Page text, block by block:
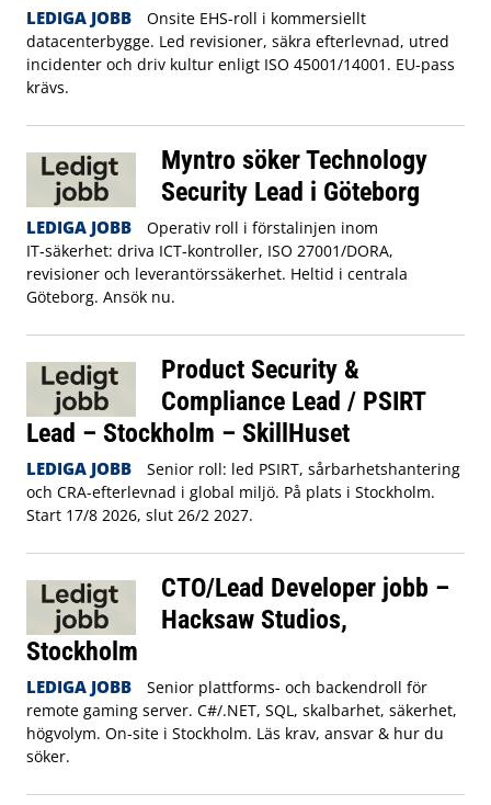
LEDIGA JOBB
Onsite EHS-roll i kommersiellt
datacenterbygge. Led revisioner, säkra efterlevnad, utred
incidenter och driv kultur enligt ISO 45001/14001. EU-pass
krävs.
Myntro söker Technology
Security Lead i Göteborg
LEDIGA JOBB
Operativ roll i förstalinjen inom
IT‑säkerhet: driva ICT‑kontroller, ISO 27001/DORA,
revisioner och leverantörssäkerhet. Heltid i centrala
Göteborg. Ansök nu.
Product Security &
Compliance Lead / PSIRT
Lead – Stockholm – SkillHuset
LEDIGA JOBB
Senior roll: led PSIRT, sårbarhetshantering
och CRA-efterlevnad i global miljö. På plats i Stockholm.
Start 17/8 2026, slut 26/2 2027.
CTO/Lead Developer jobb –
Hacksaw Studios,
Stockholm
LEDIGA JOBB
Senior plattforms- och backendroll för
remote gaming server. C#/.NET, SQL, skalbarhet, säkerhet,
högvolym. On-site i Stockholm. Läs krav, ansvar & hur du
söker.